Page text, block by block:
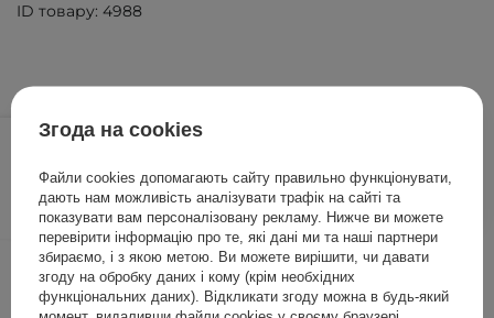
663,00 ГРН
ДОДАТИ ДО КОШИКА
ID товару: 4988
Інші клієнти також перевіряли
Згода на cookies
Файли cookies допомагають сайту правильно функціонувати,
дають нам можливість аналізувати трафік на сайті та
показувати вам персоналізовану рекламу. Нижче ви можете
перевірити інформацію про те, які дані ми та наші партнери
збираємо, і з якою метою. Ви можете вирішити, чи давати
згоду на обробку даних і кому (крім необхідних
функціональних даних). Відкликати згоду можна в будь-який